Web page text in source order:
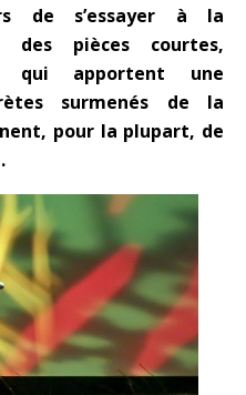
de s’essayer à la
des pièces courtes,
qui apportent une
surmenés de la
pour la plupart, de